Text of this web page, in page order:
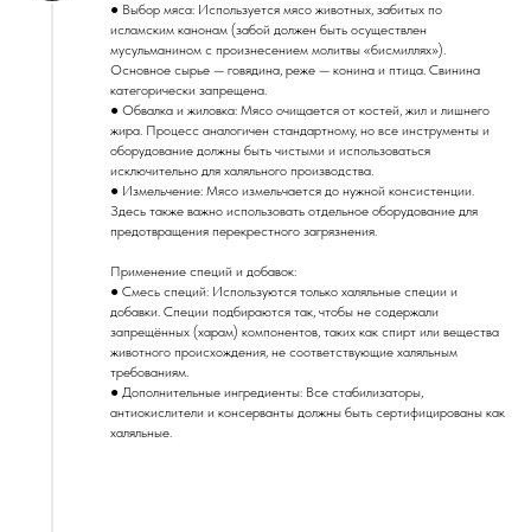
● Выбор мяса: Используется мясо животных, забитых по
исламским канонам (забой должен быть осуществлен
мусульманином с произнесением молитвы «бисмиллях»).
Основное сырье — говядина, реже — конина и птица. Свинина
категорически запрещена.
● Обвалка и жиловка: Мясо очищается от костей, жил и лишнего
жира. Процесс аналогичен стандартному, но все инструменты и
оборудование должны быть чистыми и использоваться
исключительно для халяльного производства.
● Измельчение: Мясо измельчается до нужной консистенции.
Здесь также важно использовать отдельное оборудование для
предотвращения перекрестного загрязнения.
Применение специй и добавок:
● Смесь специй: Используются только халяльные специи и
добавки. Специи подбираются так, чтобы не содержали
запрещённых (харам) компонентов, таких как спирт или вещества
животного происхождения, не соответствующие халяльным
требованиям.
● Дополнительные ингредиенты: Все стабилизаторы,
антиокислители и консерванты должны быть сертифицированы как
халяльные.